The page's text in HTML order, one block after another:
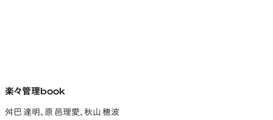
楽々管理book
舛巴 達明、原 邑理愛、秋山 穂波